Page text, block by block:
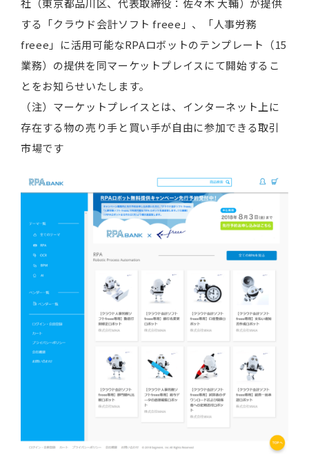
社（東京都品川区、代表取締役：佐々木 大輔）が提供
する「クラウド会計ソフト freee」、「人事労務
freee」に活用可能なRPAロボットのテンプレート（15
業務）の提供を同マーケットプレイスにて開始するこ
とをお知らせいたします。
（注）マーケットプレイスとは、インターネット上に
存在する物の売り手と買い手が自由に参加できる取引
市場です